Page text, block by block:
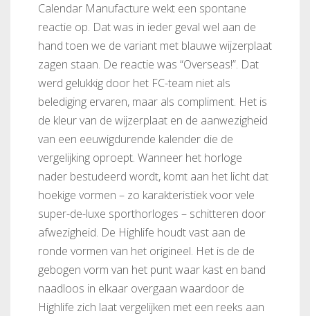
FC-
FC-
775N4NH6B
Calendar Manufacture wekt een spontane
reactie op. Dat was in ieder geval wel aan de
hand toen we de variant met blauwe wijzerplaat
zagen staan. De reactie was “Overseas!”. Dat
werd gelukkig door het FC-team niet als
belediging ervaren, maar als compliment. Het is
de kleur van de wijzerplaat en de aanwezigheid
van een eeuwigdurende kalender die de
vergelijking oproept. Wanneer het horloge
nader bestudeerd wordt, komt aan het licht dat
hoekige vormen – zo karakteristiek voor vele
super-de-luxe sporthorloges – schitteren door
afwezigheid. De Highlife houdt vast aan de
ronde vormen van het origineel. Het is de de
gebogen vorm van het punt waar kast en band
naadloos in elkaar overgaan waardoor de
Highlife zich laat vergelijken met een reeks aan